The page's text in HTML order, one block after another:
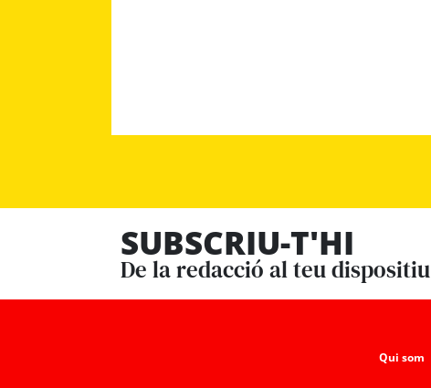
SUBSCRIU-T'HI
De la redacció al teu dispositiu
Qui som